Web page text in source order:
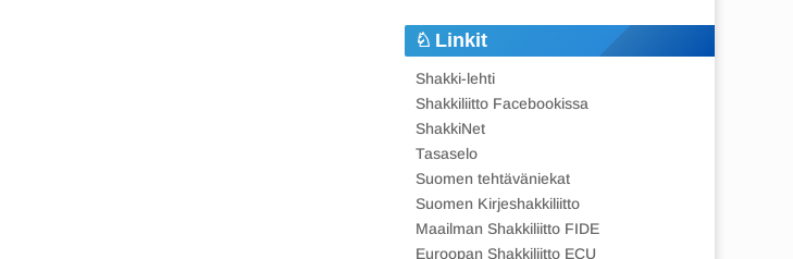
Linkit
Shakki-lehti
Shakkiliitto Facebookissa
ShakkiNet
Tasaselo
Suomen tehtäväniekat
Suomen Kirjeshakkiliitto
Maailman Shakkiliitto FIDE
Euroopan Shakkiliitto ECU